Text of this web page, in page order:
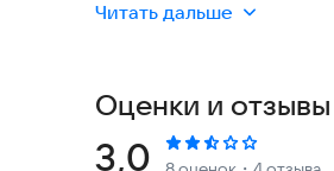
• Просмотр списка и карты
• Индивидуальные
• Фотографии и панорамы
Читать дальше
Оценки и отзывы
Рейтинг:
3,0